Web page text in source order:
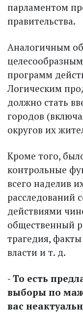
парламентом
правительства.
Аналогичным
программ
Логическим
должно стать
городов
округов их
Кроме того,
контрольные
всего наделив
расследований
действиями
общественный
трагедия,
власти и т. д.
- То есть
выборы по
вас